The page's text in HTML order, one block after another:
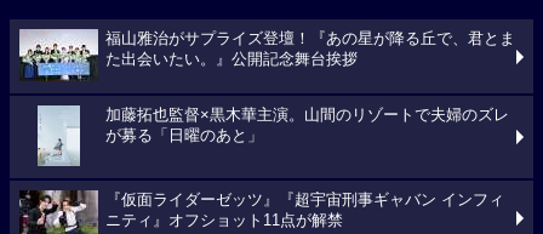
福山雅治がサプライズ登壇！『あの星が降る丘で、君とま
た出会いたい。』公開記念舞台挨拶
加藤拓也監督×黒木華主演。山間のリゾートで夫婦のズレ
が募る「日曜のあと」
『仮面ライダーゼッツ』『超宇宙刑事ギャバン インフィ
ニティ』オフショット11点が解禁